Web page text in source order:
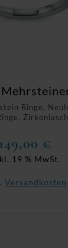
Ringe,
149,00 €
19 % MwSt.
Versandkosten